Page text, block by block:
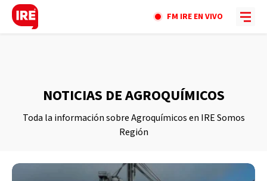
FM IRE EN VIVO
NOTICIAS DE AGROQUÍMICOS
Toda la información sobre Agroquímicos en IRE Somos
Región